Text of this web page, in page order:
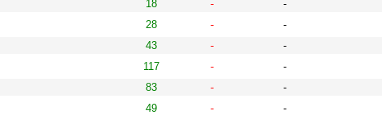
18 - -
28 - -
43 - -
117 - -
83 - -
49 - -